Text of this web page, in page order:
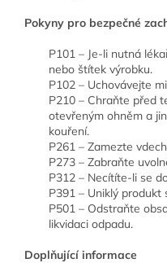
Pokyny pro bezpečné
P101 – Je-li nutná
nebo štítek výrobku.
P102 – Uchovávejte
P210 – Chraňte před
otevřeným ohněm a
kouření.
P261 – Zamezte
P273 – Zabraňte
P312 – Necítíte-li se
P391 – Uniklý produkt
P501 – Odstraňte
likvidaci odpadu.
Doplňující informace